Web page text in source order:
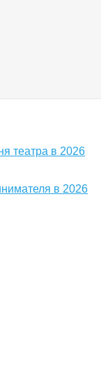
театра в 2026
в 2026